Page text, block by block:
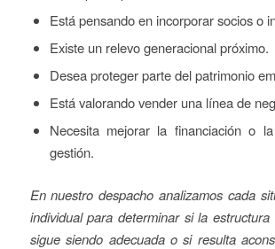
Está pensando en incorporar socios o
Existe un relevo generacional próximo.
Desea proteger parte del patrimonio
Está valorando vender una línea de
Necesita mejorar la financiación o
gestión.
En nuestro despacho analizamos cada
individual para determinar si la estructura
sigue siendo adecuada o si resulta